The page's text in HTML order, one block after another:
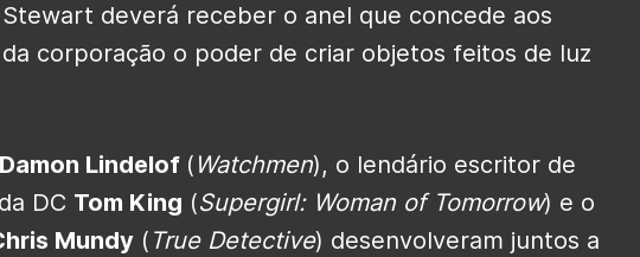
deverá receber o anel que concede aos
corporação o poder de criar objetos feitos de luz
Damon Lindelof ( Watchmen), o lendário escritor de
DC Tom King (Supergirl: Woman of Tomorrow) e o
Mundy ( True Detective) desenvolveram juntos a